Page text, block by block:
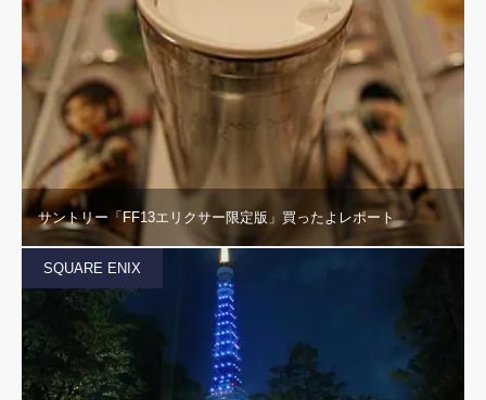
サントリー「FF13エリクサー限定版」買ったよレポート
SQUARE ENIX